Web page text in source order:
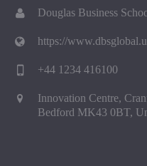
Douglas Business
https://
+44 1234 416100
Innovation Centre,
Bedford MK43 0BT,